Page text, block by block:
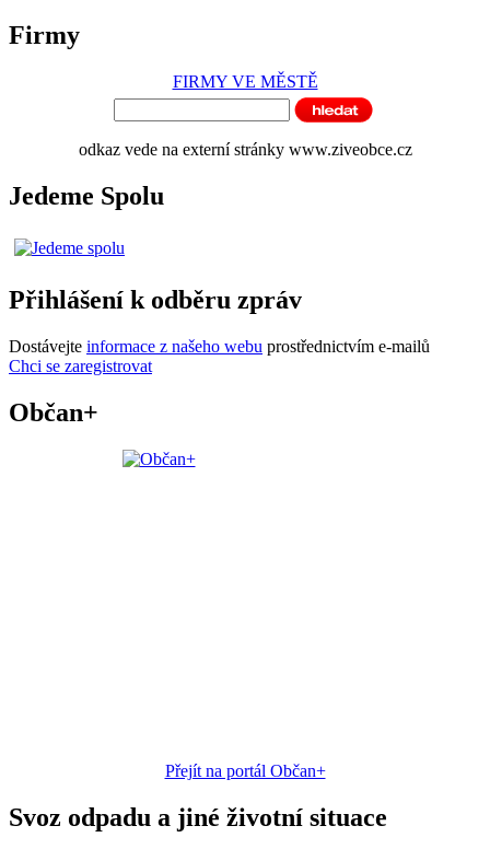
Firmy
FIRMY VE MĚSTĚ
odkaz vede na externí stránky www.ziveobce.cz
Jedeme Spolu
Přihlášení k odběru zpráv
Dostávejte informace z našeho webu prostřednictvím e-mailů
Chci se zaregistrovat
Občan+
Přejít na portál Občan+
Svoz odpadu a jiné životní situace